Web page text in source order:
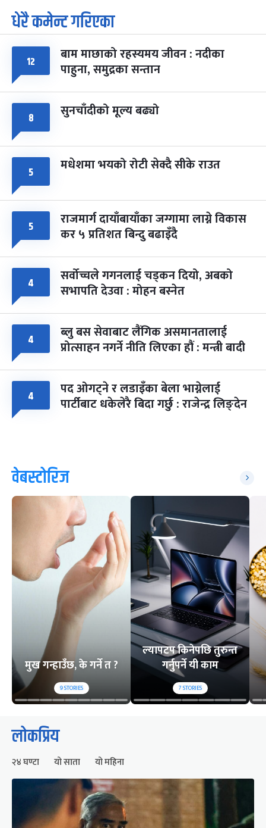
७
आइत
पूर्णिमा व्रत
चैत्र ७, २०८३-Mar 21, 2027
८
सोम
फागुपूर्णिमा
चैत्र ८, २०८३- Mar 22, 2027
७ महिना बाँकी
धेरै कमेन्ट गरिएका
१२ बाम माछाको रहस्यमय जीवन : नदीका
पाहुना, समुद्रका सन्तान
८ सुनचाँदीको मूल्य बढ्यो
५ मधेशमा भयको रोटी सेक्दै सीके राउत
५ राजमार्ग दायाँबायाँका जग्गामा लाग्ने विकास
कर ५ प्रतिशत बिन्दु बढाइँदै
४ सर्वोच्चले गगनलाई चड्कन दियो, अबको
सभापति देउवा : मोहन बस्नेत
४ ब्लु बस सेवाबाट लैंगिक असमानतालाई
प्रोत्साहन नगर्ने नीति लिएका हौं : मन्त्री बादी
४ पद ओगट्ने र लडाइँका बेला भाग्नेलाई
पार्टीबाट धकेलेरै बिदा गर्छु : राजेन्द्र लिङ्देन
वेबस्टोरिज
मुख गन्हाउँछ, के गर्ने त ?
9STORIES
ल्यापटप किनेपछि तुरुन्त
गर्नुपर्ने यी काम
7STORIES
लोकप्रिय
२४ घण्टा यो साता यो महिना